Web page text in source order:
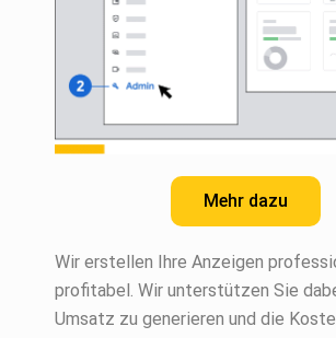
Mehr dazu
Wir erstellen Ihre Anzeigen
profitabel. Wir unterstützen Sie
Umsatz zu generieren und die